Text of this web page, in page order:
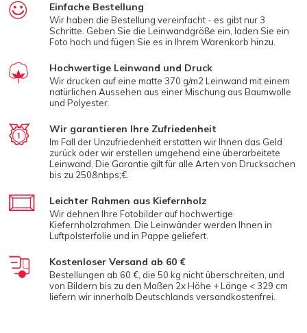
Einfache Bestellung
Wir haben die Bestellung vereinfacht - es gibt nur 3
Schritte. Geben Sie die Leinwandgröße ein, laden Sie ein
Foto hoch und fügen Sie es in Ihrem Warenkorb hinzu.
Hochwertige Leinwand und Druck
Wir drucken auf eine matte 370 g/m2 Leinwand mit einem
natürlichen Aussehen aus einer Mischung aus Baumwolle
und Polyester.
Wir garantieren Ihre Zufriedenheit
Im Fall der Unzufriedenheit erstatten wir Ihnen das Geld
zurück oder wir erstellen umgehend eine überarbeitete
Leinwand. Die Garantie gilt für alle Arten von Drucksachen
bis zu 250&nbps;€.
Leichter Rahmen aus Kiefernholz
Wir dehnen Ihre Fotobilder auf hochwertige
Kiefernholzrahmen. Die Leinwänder werden Ihnen in
Luftpolsterfolie und in Pappe geliefert.
Kostenloser Versand ab 60 €
Bestellungen ab 60 €, die 50 kg nicht überschreiten, und
von Bildern bis zu den Maßen 2x Höhe + Länge < 329 cm
liefern wir innerhalb Deutschlands versandkostenfrei.